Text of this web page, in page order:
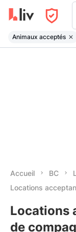
Animaux acceptés
Accueil BC
Locations
Locations
de